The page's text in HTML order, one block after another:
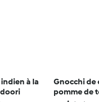
à la
Gnocchi de
pomme de